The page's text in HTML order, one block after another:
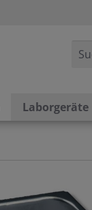
Laborgeräte